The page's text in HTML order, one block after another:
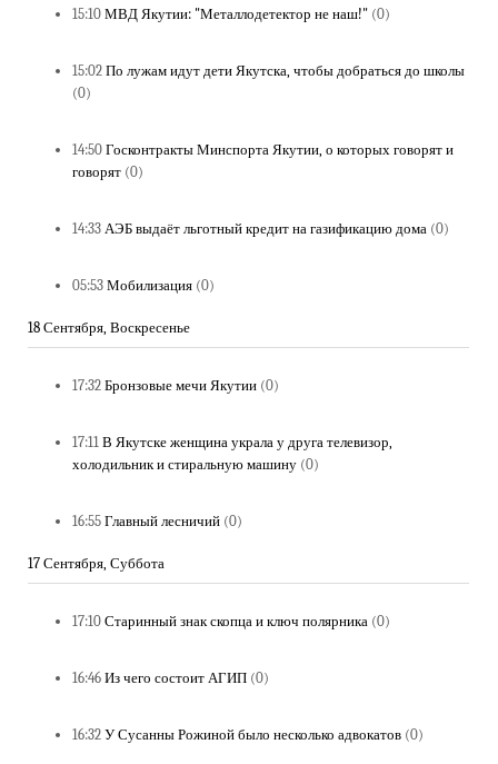
15:10 МВД Якутии: "Металлодетектор не наш!" (0)
15:02 По лужам идут дети Якутска, чтобы добраться до школы
(0)
14:50 Госконтракты Минспорта Якутии, о которых говорят и
говорят (0)
14:33 АЭБ выдаёт льготный кредит на газификацию дома (0)
05:53 Мобилизация (0)
18 Сентября, Воскресенье
17:32 Бронзовые мечи Якутии (0)
17:11 В Якутске женщина украла у друга телевизор,
холодильник и стиральную машину (0)
16:55 Главный лесничий (0)
17 Сентября, Суббота
17:10 Старинный знак скопца и ключ полярника (0)
16:46 Из чего состоит АГИП (0)
16:32 У Сусанны Рожиной было несколько адвокатов (0)